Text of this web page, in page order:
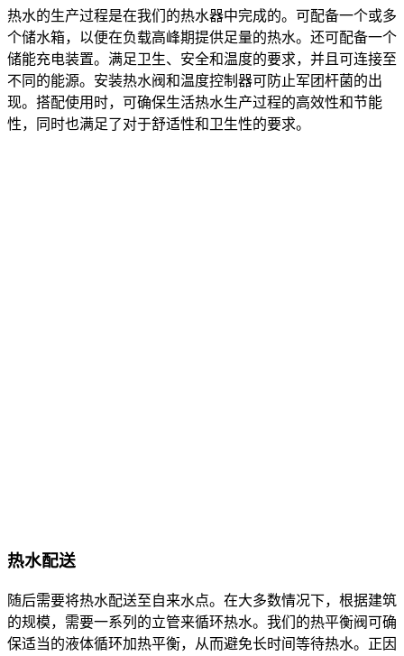
热水的生产过程是在我们的热水器中完成的。可配备一个或多
个储水箱，以便在负载高峰期提供足量的热水。还可配备一个
储能充电装置。满足卫生、安全和温度的要求，并且可连接至
不同的能源。安装热水阀和温度控制器可防止军团杆菌的出
现。搭配使用时，可确保生活热水生产过程的高效性和节能
性，同时也满足了对于舒适性和卫生性的要求。
热水配送
随后需要将热水配送至自来水点。在大多数情况下，根据建筑
的规模，需要一系列的立管来循环热水。我们的热平衡阀可确
保适当的液体循环加热平衡，从而避免长时间等待热水。正因